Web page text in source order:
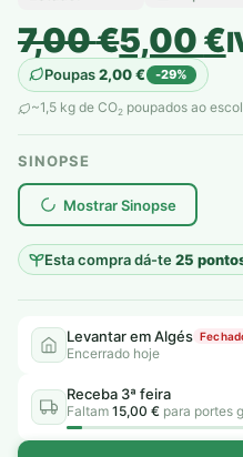
7,00€
O
preço
original
era:
7,00 €.
5,00€
O
preço
atual
é:
5,00 €.
Poupas2,00€ -29%
~1,5 kg de CO2 poupados ao
SINOPSE
Mostrar Sinopse
Esta compra dá-te25
plantar árvores reais
Levantar em Algés
Encerrado hoje
Receba 3ª feira
Faltam 15,00 € para portes